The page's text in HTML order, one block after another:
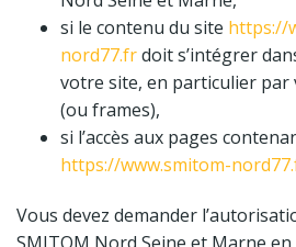
si le contenu du site https://
nord77.frdoit s’intégrer
votre site, en particulier par
(ou frames),
si l’accès aux pages
https://www.smitom-
Vous devez demander